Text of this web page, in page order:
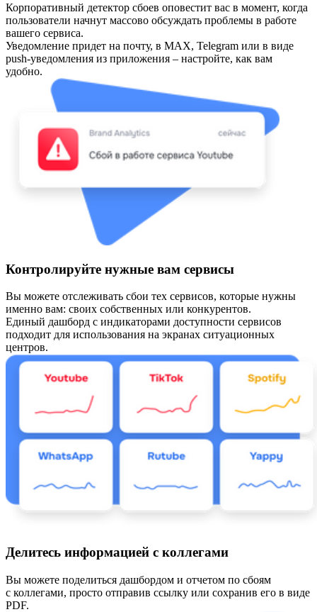
Корпоративный детектор сбоев оповестит вас в момент, когда
пользователи начнут массово обсуждать проблемы в работе
вашего сервиса.
Уведомление придет на почту, в MAX, Telegram или в виде
push-уведомления из приложения – настройте, как вам
удобно.
Контролируйте нужные вам сервисы
Вы можете отслеживать сбои тех сервисов, которые нужны
именно вам: своих собственных или конкурентов.
Единый дашборд с индикаторами доступности сервисов
подходит для использования на экранах ситуационных
центров.
Делитесь информацией с коллегами
Вы можете поделиться дашбордом и отчетом по сбоям
с коллегами, просто отправив ссылку или сохранив его в виде
PDF.